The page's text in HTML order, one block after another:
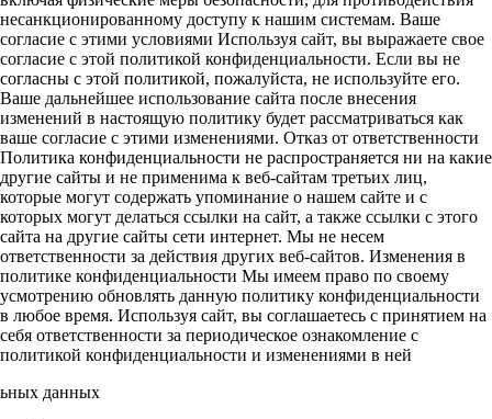
несанкционированному доступу к нашим системам. Ваше
согласие с этими условиями Используя сайт, вы выражаете свое
согласие с этой политикой конфиденциальности. Если вы не
согласны с этой политикой, пожалуйста, не используйте его.
Ваше дальнейшее использование сайта после внесения
изменений в настоящую политику будет рассматриваться как
ваше согласие с этими изменениями. Отказ от ответственности
Политика конфиденциальности не распространяется ни на какие
другие сайты и не применима к веб-сайтам третьих лиц,
которые могут содержать упоминание о нашем сайте и с
которых могут делаться ссылки на сайт, а также ссылки с этого
сайта на другие сайты сети интернет. Мы не несем
ответственности за действия других веб-сайтов. Изменения в
политике конфиденциальности Мы имеем право по своему
усмотрению обновлять данную политику конфиденциальности
в любое время. Используя сайт, вы соглашаетесь с принятием на
себя ответственности за периодическое ознакомление с
политикой конфиденциальности и изменениями в ней
данных